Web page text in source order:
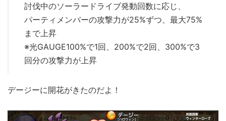
討伐中のソーラードライブ発動回数に応じ、
パーティメンバーの攻撃力が25%ずつ、最大75%
まで上昇
※光GAUGE100%で1回、200%で2回、300%で3
回分の攻撃力が上昇
デージーに開花がきたのだよ！